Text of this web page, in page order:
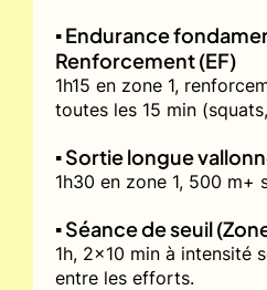
▪️ Endurance
Renforcement (EF)
1h15 en zone 1,
toutes les 15 min
▪️ Sortie longue
1h30 en zone 1, 500 m+
▪️ Séance de seuil
1h, 2x10 min à intensité
entre les efforts.